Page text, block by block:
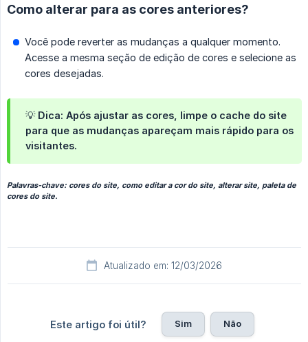
Como alterar para as cores anteriores?
Você pode reverter as mudanças a qualquer momento.
Acesse a mesma seção de edição de cores e selecione as
cores desejadas.
💡 Dica: Após ajustar as cores, limpe o cache do site
para que as mudanças apareçam mais rápido para os
visitantes.
Palavras-chave: cores do site, como editar a cor do site, alterar site, paleta de
cores do site.
Atualizado em: 12/03/2026
Este artigo foi útil? Sim Não